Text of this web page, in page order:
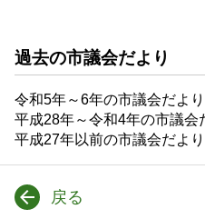
過去の市議会だより
令和5年～6年の市議会だよ
平成28年～令和4年の市議会
平成27年以前の市議会だよ
戻る